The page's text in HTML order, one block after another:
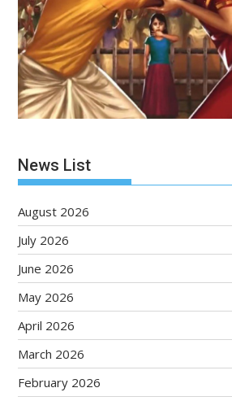
News List
August 2026
July 2026
June 2026
May 2026
April 2026
March 2026
February 2026